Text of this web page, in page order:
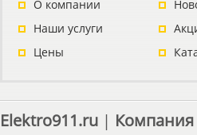
О компании
Наши услуги
Цены
Elektro911.ru | Компания